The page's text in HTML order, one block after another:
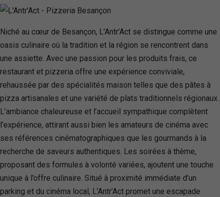
Niché au cœur de Besançon, L’Antr’Act se distingue comme une
oasis culinaire où la tradition et la région se rencontrent dans
une assiette. Avec une passion pour les produits frais, ce
restaurant et pizzeria offre une expérience conviviale,
rehaussée par des spécialités maison telles que des pâtes à
pizza artisanales et une variété de plats traditionnels régionaux.
L’ambiance chaleureuse et l’accueil sympathique complètent
l’expérience, attirant aussi bien les amateurs de cinéma avec
ses références cinématographiques que les gourmands à la
recherche de saveurs authentiques. Les soirées à thème,
proposant des formules à volonté variées, ajoutent une touche
unique à l’offre culinaire. Situé à proximité immédiate d’un
parking et du cinéma local, L’Antr’Act promet une escapade